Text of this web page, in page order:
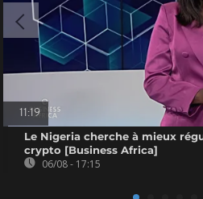
11:19
Le Nigeria cherche à mieux
crypto [Business Africa]
06/08 - 17:15